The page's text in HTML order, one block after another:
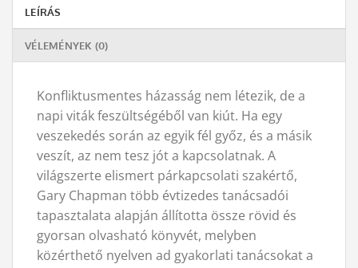
LEÍRÁS
VÉLEMÉNYEK (0)
Konfliktusmentes házasság nem létezik, de a
napi viták feszültségéből van kiút. Ha egy
veszekedés során az egyik fél győz, és a másik
veszít, az nem tesz jót a kapcsolatnak. A
világszerte elismert párkapcsolati szakértő,
Gary Chapman több évtizedes tanácsadói
tapasztalata alapján állította össze rövid és
gyorsan olvasható könyvét, melyben
közérthető nyelven ad gyakorlati tanácsokat a